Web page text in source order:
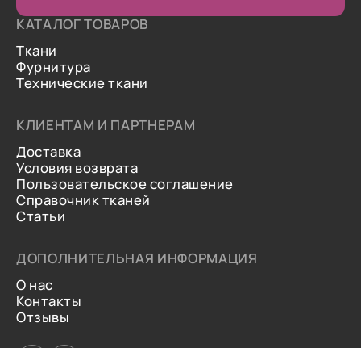
КАТАЛОГ ТОВАРОВ
Ткани
Фурнитура
Технические ткани
КЛИЕНТАМ И ПАРТНЕРАМ
Доставка
Условия возврата
Пользовательское соглашение
Справочник тканей
Статьи
ДОПОЛНИТЕЛЬНАЯ ИНФОРМАЦИЯ
О нас
Контакты
Отзывы